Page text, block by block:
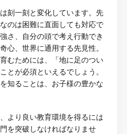
刻一刻と変化しています。先
のは困難に直面しても対応で
さ、自分の頭で考え行動でき
心、世界に通用する先見性。
むためには、「地に足のつい
とが必須といえるでしょう。
知ることは、お子様の豊かな
より良い教育環境を得るには
を突破しなければなりませ